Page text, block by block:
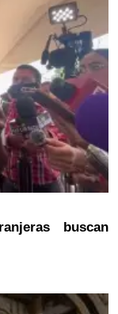
buscan